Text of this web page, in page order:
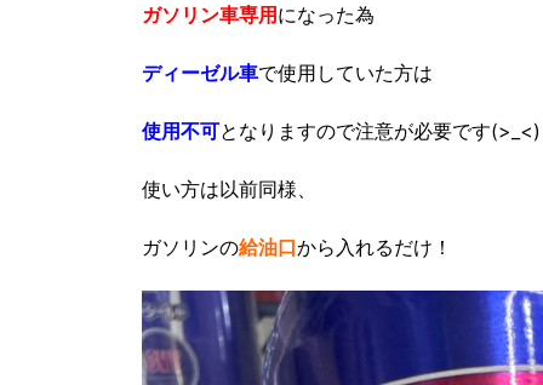
ガソリン車専用になった為
ディーゼル車で使用していた方は
使用不可となりますので注意が必要です(>_<)
使い方は以前同様、
ガソリンの給油口から入れるだけ！